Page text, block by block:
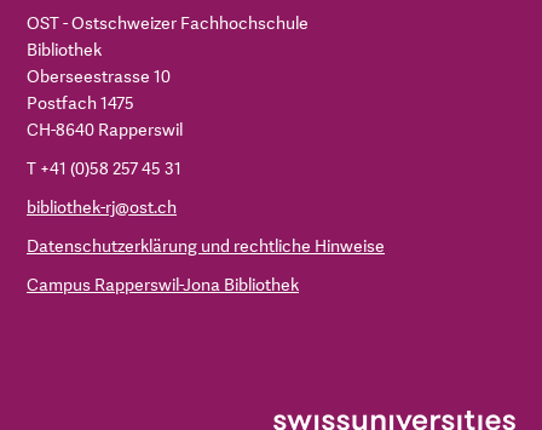
OST - Ostschweizer Fachhochschule
Bibliothek
Oberseestrasse 10
Postfach 1475
CH-8640 Rapperswil
T +41 (0)58 257 45 31
bibliothek-rj@ost.ch
Datenschutzerklärung und rechtliche Hinweise
Campus Rapperswil-Jona Bibliothek